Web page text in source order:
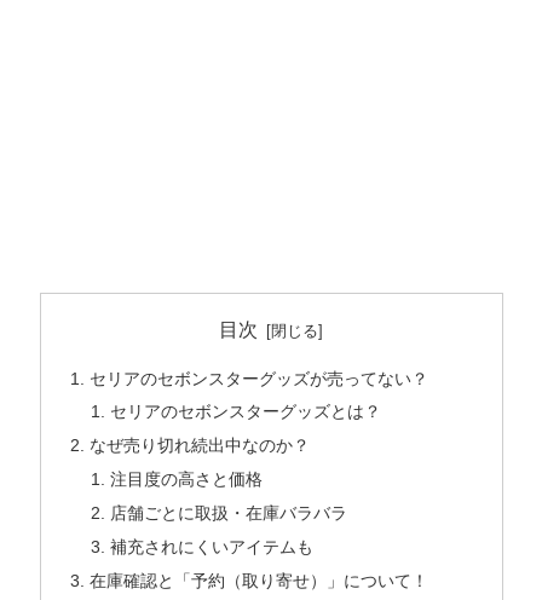
目次
セリアのセボンスターグッズが売ってない？
セリアのセボンスターグッズとは？
なぜ売り切れ続出中なのか？
注目度の高さと価格
店舗ごとに取扱・在庫バラバラ
補充されにくいアイテムも
在庫確認と「予約（取り寄せ）」について！